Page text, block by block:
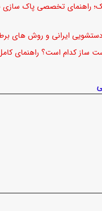
راهنمای تخصصی پاک
ایرانی و روش های
ساز کدام است؟ راهنمای